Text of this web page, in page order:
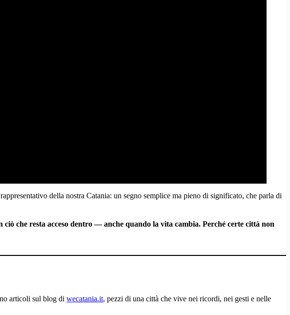
della nostra Catania: un segno semplice ma pieno di significato, che parla di
che resta acceso dentro — anche quando la vita cambia. Perché certe città non
articoli sul blog di wecatania.it, pezzi di una città che vive nei ricordi, nei gesti e nelle